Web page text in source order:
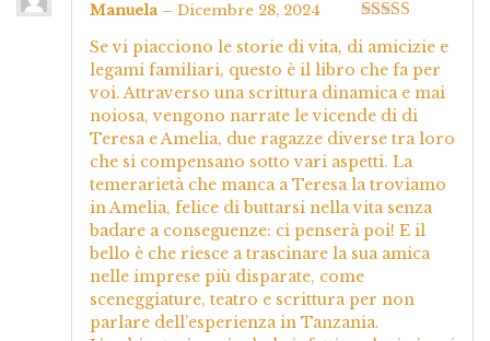
5
Manuela – Dicembre 28, 2024
Se vi piacciono le storie di vita, di amicizie e
legami familiari, questo è il libro che fa per
voi. Attraverso una scrittura dinamica e mai
noiosa, vengono narrate le vicende di di
Teresa e Amelia, due ragazze diverse tra loro
che si compensano sotto vari aspetti. La
temerarietà che manca a Teresa la troviamo
in Amelia, felice di buttarsi nella vita senza
badare a conseguenze: ci penserà poi! E il
bello è che riesce a trascinare la sua amica
nelle imprese più disparate, come
sceneggiature, teatro e scrittura per non
parlare dell’esperienza in Tanzania.